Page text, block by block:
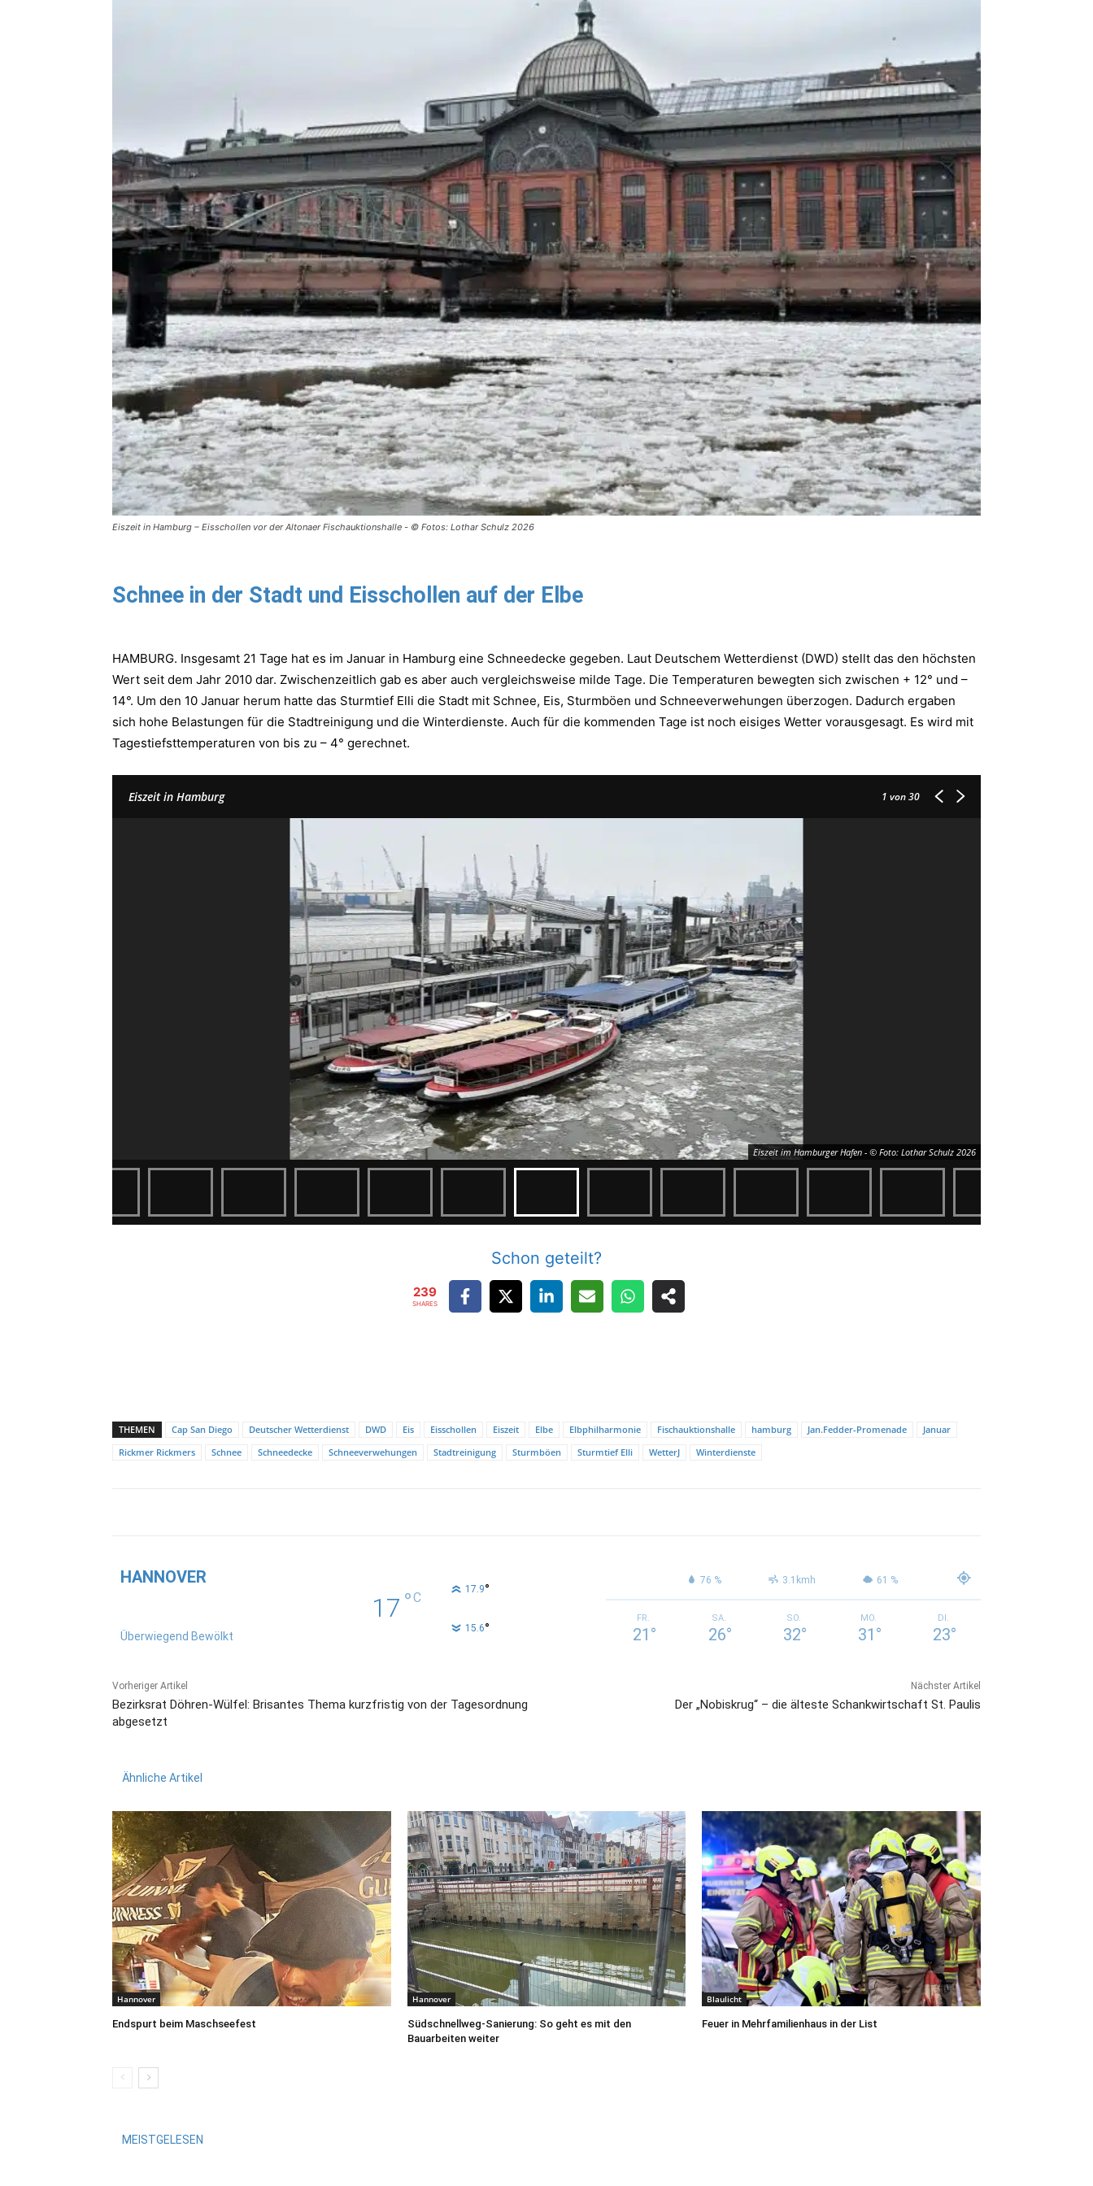
Eiszeit in Hamburg – Eisschollen vor der Altonaer Fischauktionshalle - © Fotos: Lothar Schulz 2026
Schnee in der Stadt und Eisschollen auf der Elbe
HAMBURG. Insgesamt 21 Tage hat es im Januar in Hamburg eine Schneedecke gegeben. Laut Deutschem Wetterdienst (DWD) stellt das den höchsten
Wert seit dem Jahr 2010 dar. Zwischenzeitlich gab es aber auch vergleichsweise milde Tage. Die Temperaturen bewegten sich zwischen + 12° und –
14°. Um den 10 Januar herum hatte das Sturmtief Elli die Stadt mit Schnee, Eis, Sturmböen und Schneeverwehungen überzogen. Dadurch ergaben
sich hohe Belastungen für die Stadtreinigung und die Winterdienste. Auch für die kommenden Tage ist noch eisiges Wetter vorausgesagt. Es wird mit
Tagestiefsttemperaturen von bis zu – 4° gerechnet.
Eiszeit in Hamburg 1 von 30
Eiszeit im Hamburger Hafen - © Foto: Lothar Schulz 2026
Schon geteilt?
239
SHARES
THEMEN Cap San Diego Deutscher Wetterdienst DWD Eis Eisschollen Eiszeit Elbe Elbphilharmonie Fischauktionshalle hamburg Jan.Fedder-Promenade
Januar
Rickmer Rickmers
Schnee Schneedecke Schneeverwehungen Stadtreinigung Sturmböen Sturmtief Elli WetterJ Winterdienste
HANNOVER
Überwiegend Bewölkt
17 °C
17.9°
15.6°
76 % 3.1kmh 61 %
FR.
21 °
SA.
26°
SO.
32°
MO.
31 °
DI.
23°
Vorheriger Artikel
Bezirksrat Döhren-Wülfel: Brisantes Thema kurzfristig von der Tagesordnung
abgesetzt
Nächster Artikel
Der „Nobiskrug“ – die älteste Schankwirtschaft St. Paulis
Ähnliche Artikel
Hannover
Endspurt beim Maschseefest
Hannover
Südschnellweg-Sanierung: So geht es mit den
Bauarbeiten weiter
Blaulicht
Feuer in Mehrfamilienhaus in der List
MEISTGELESEN